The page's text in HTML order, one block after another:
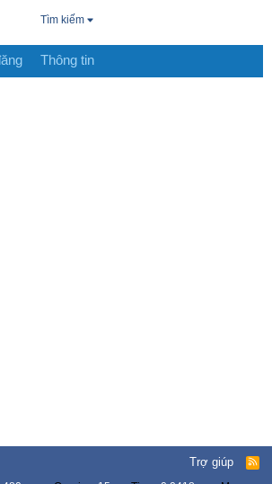
Tìm kiếm
Thông tin
Trợ giúp
R